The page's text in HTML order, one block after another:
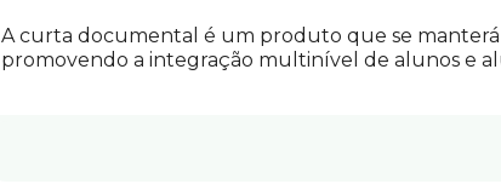
A curta documental é um produto que se
promovendo a integração multinível de alunos e